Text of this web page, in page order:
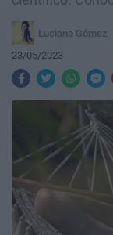
Luciana Gómez
23/05/2023